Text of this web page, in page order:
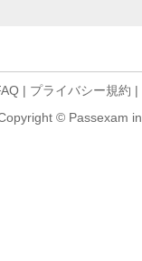
| プライバシー規約 |
© Passexam